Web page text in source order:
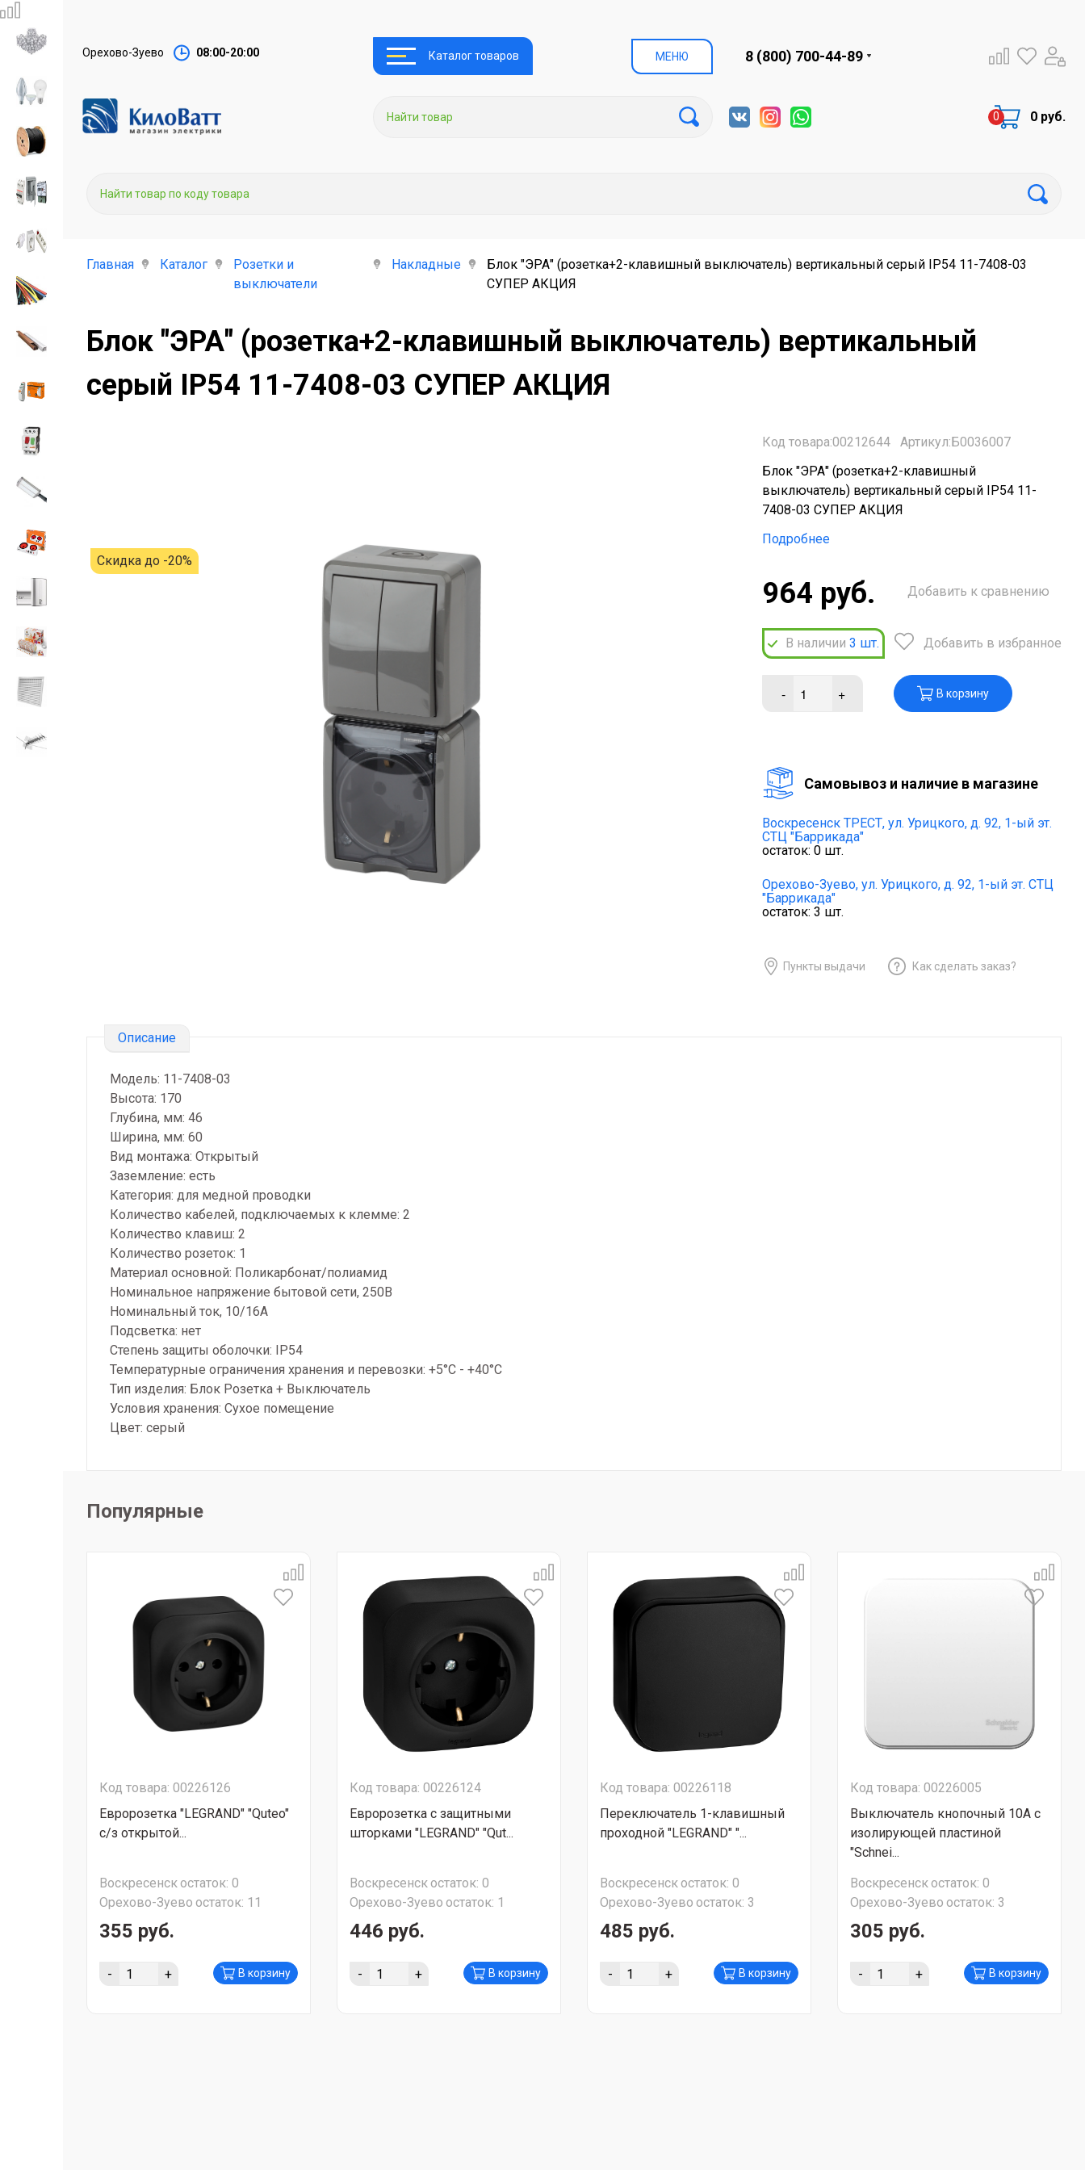
Орехово-Зуево 08:00-20:00 Каталог товаров МЕНЮ 8 (800) 700-44-89
0 руб.
Главная Каталог
Розетки и
выключатели
Накладные
Блок "ЭРА" (розетка+2-клавишный выключатель) вертикальный серый IP54 11-7408-03
СУПЕР АКЦИЯ
Блок "ЭРА" (розетка+2-клавишный выключатель) вертикальный
серый IP54 11-7408-03 СУПЕР АКЦИЯ
Скидка до -20%
Код товара:00212644
Артикул:Б0036007
Блок "ЭРА" (розетка+2-клавишный
выключатель) вертикальный серый IP54 11-
7408-03 СУПЕР АКЦИЯ
Подробнее
964 руб.
В наличии 3 шт.
Добавить к сравнению
Добавить в избранное
- + В корзину
Cамовывоз и наличие в магазине
Воскресенск ТРЕСТ, ул. Урицкого, д. 92, 1-ый эт.
СТЦ "Баррикада"
остаток: 0 шт.
Орехово-Зуево, ул. Урицкого, д. 92, 1-ый эт. СТЦ
"Баррикада"
остаток: 3 шт.
Пункты выдачи Как сделать заказ?
Описание
Модель: 11-7408-03
Высота: 170
Глубина, мм: 46
Ширина, мм: 60
Вид монтажа: Открытый
Заземление: есть
Категория: для медной проводки
Количество кабелей, подключаемых к клемме: 2
Количество клавиш: 2
Количество розеток: 1
Материал основной: Поликарбонат/полиамид
Номинальное напряжение бытовой сети, 250В
Номинальный ток, 10/16А
Подсветка: нет
Степень защиты оболочки: IP54
Температурные ограничения хранения и перевозки: +5°C - +40°C
Тип изделия: Блок Розетка + Выключатель
Условия хранения: Сухое помещение
Цвет: серый
Популярные
Код товара: 00226126
Евророзетка "LEGRAND" "Quteo"
с/з открытой...
Воскресенскостаток: 0
Орехово-Зуево остаток: 11
355 руб.
- + В корзину
Код товара: 00226124
Евророзетка с защитными
шторками "LEGRAND" "Qut...
Воскресенскостаток: 0
Орехово-Зуево остаток: 1
446 руб.
- + В корзину
Код товара: 00226118
Переключатель 1-клавишный
проходной "LEGRAND" "...
Воскресенскостаток: 0
Орехово-Зуево остаток: 3
485 руб.
- + В корзину
Код товара: 00226005
Выключатель кнопочный 10А с
изолирующей пластиной
"Schnei...
Воскресенскостаток: 0
Орехово-Зуево остаток: 3
305 руб.
- + В корзину